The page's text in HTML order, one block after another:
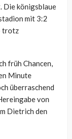
Die königsblaue
mit 3:2
trotz
früh Chancen,
Minute
überraschend
von
Dietrich den